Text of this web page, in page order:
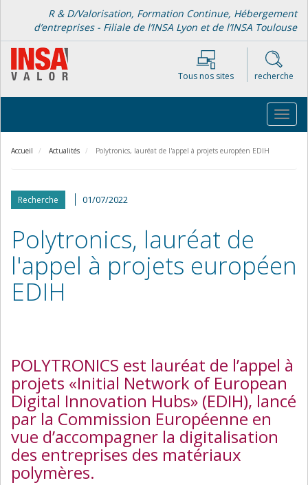
contenu
principal
R & D/Valorisation, Formation Continue, Hébergement
d’entreprises - Filiale de l’INSA Lyon et de l’INSA Toulouse
Tous nos sites recherche
Accueil Actualités Polytronics, lauréat de l'appel à projets européen EDIH
Recherche 01/07/2022
Polytronics, lauréat de
l'appel à projets européen
EDIH
POLYTRONICS est lauréat de l’appel à
projets «Initial Network of European
Digital Innovation Hubs» (EDIH), lancé
par la Commission Européenne en
vue d’accompagner la digitalisation
des entreprises des matériaux
polymères.